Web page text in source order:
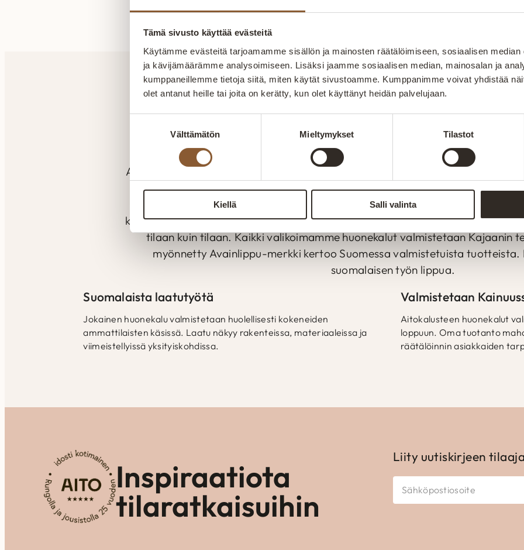
Tämä sivusto käyttää evästeitä
Käytämme evästeitä tarjoamamme sisällön ja mainosten räätälöimiseen, sosiaalisen
ja kävijämäärämme analysoimiseen. Lisäksi jaamme sosiaalisen median, mainosalan ja
kumppaneillemme tietoja siitä, miten käytät sivustoamme. Kumppanimme voivat yhdistää
olet antanut heille tai joita on kerätty, kun olet käyttänyt heidän palvelujaan.
Välttämätön Mieltymykset Tilastot
Kiellä Salli valinta
.
valmistettu massiivipuusta…
Aitokaluste – aidosti kotimainen
Aitokaluste tekee huonekalut sohvista sänkyihin paremmin – kotimaisesti,
kokemuksella. Valmistus tapahtuu alusta loppuun Suomen Kainuussa.
seuraamaan laatua ja varmistamaan tuotteiden kestävyys. Henkilökunnan
kokemuksella pyritään kuuntelemaan ja räätälöimään tuotteet asiakkaiden
tilaan kuin tilaan. Kaikki valikoimamme huonekalut valmistetaan Kajaanin
myönnetty Avainlippu-merkki kertoo Suomessa valmistetuista tuotteista.
suomalaisen työn lippua.
Suomalaista laatutyötä
Jokainen huonekalu valmistetaan huolellisesti kokeneiden
ammattilaisten käsissä. Laatu näkyy rakenteissa, materiaaleissa ja
viimeistellyissä yksityiskohdissa.
Valmistetaan
Aitokalusteen huonekalut
loppuun. Oma tuotanto
räätälöinnin asiakkaiden
Inspiraatiota
tilaratkaisuihin
Liity uutiskirjeen